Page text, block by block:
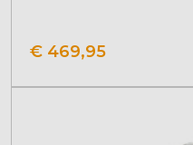
€ 469,95